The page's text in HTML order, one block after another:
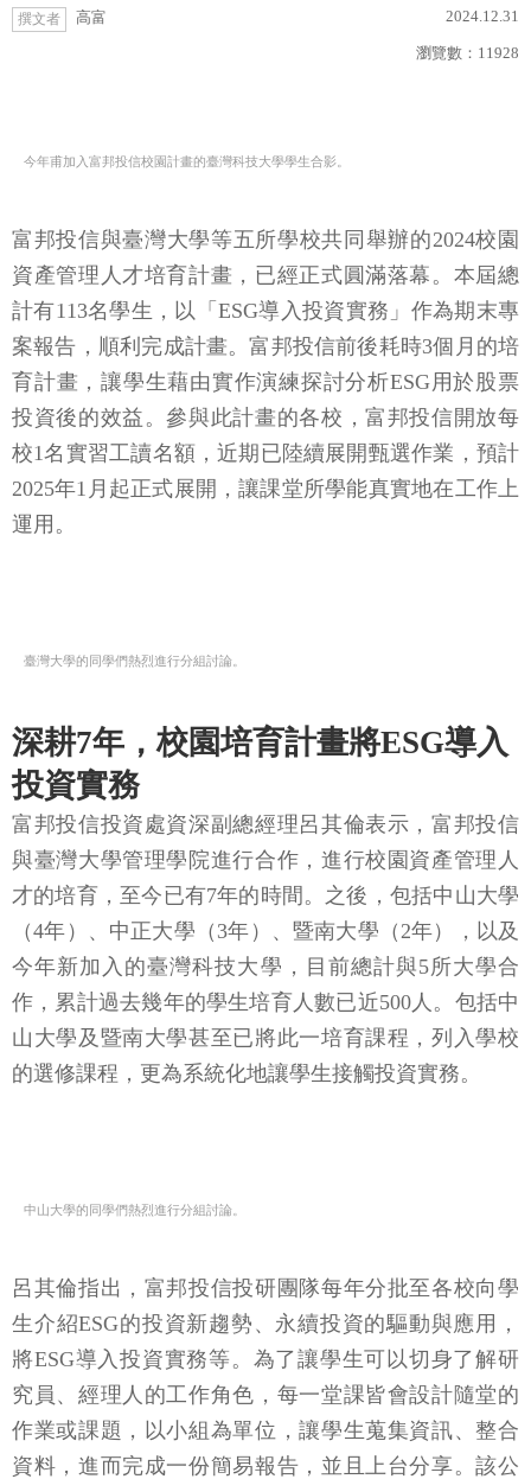
撰文者 高富 2024.12.31
瀏覽數： 11928
今年甫加入富邦投信校園計畫的臺灣科技大學學生合影。
富邦投信與臺灣大學等五所學校共同舉辦的2024校園
資產管理人才培育計畫，已經正式圓滿落幕。本屆總
計有113名學生，以「ESG導入投資實務」作為期末專
案報告，順利完成計畫。富邦投信前後耗時3個月的培
育計畫，讓學生藉由實作演練探討分析ESG用於股票
投資後的效益。參與此計畫的各校，富邦投信開放每
校1名實習工讀名額，近期已陸續展開甄選作業，預計
2025年1月起正式展開，讓課堂所學能真實地在工作上
運用。
臺灣大學的同學們熱烈進行分組討論。
深耕7年，校園培育計畫將ESG導入
投資實務
富邦投信投資處資深副總經理呂其倫表示，富邦投信
與臺灣大學管理學院進行合作，進行校園資產管理人
才的培育，至今已有7年的時間。之後，包括中山大學
（4年）、中正大學（3年）、暨南大學（2年），以及
今年新加入的臺灣科技大學，目前總計與5所大學合
作，累計過去幾年的學生培育人數已近500人。包括中
山大學及暨南大學甚至已將此一培育課程，列入學校
的選修課程，更為系統化地讓學生接觸投資實務。
中山大學的同學們熱烈進行分組討論。
呂其倫指出，富邦投信投研團隊每年分批至各校向學
生介紹ESG的投資新趨勢、永續投資的驅動與應用，
將ESG導入投資實務等。為了讓學生可以切身了解研
究員、經理人的工作角色，每一堂課皆會設計隨堂的
作業或課題，以小組為單位，讓學生蒐集資訊、整合
資料，進而完成一份簡易報告，並且上台分享。該公